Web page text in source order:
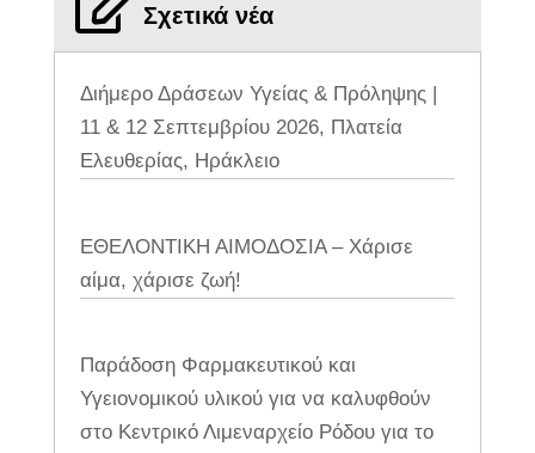
Σχετικά νέα
Διήμερο Δράσεων Υγείας & Πρόληψης |
11 & 12 Σεπτεμβρίου 2026, Πλατεία
Ελευθερίας, Ηράκλειο
ΕΘΕΛΟΝΤΙΚΗ ΑΙΜΟΔΟΣΙΑ – Χάρισε
αίμα, χάρισε ζωή!
Παράδοση Φαρμακευτικού και
Υγειονομικού υλικού για να καλυφθούν
στο Κεντρικό Λιμεναρχείο Ρόδου για το